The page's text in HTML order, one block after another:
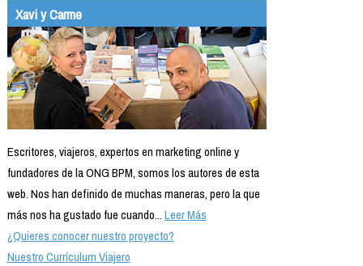
Xavi y Carme
Escritores, viajeros, expertos en marketing online y
fundadores de la ONG BPM, somos los autores de esta
web. Nos han definido de muchas maneras, pero la que
más nos ha gustado fue cuando...Leer Más
¿Quieres conocer nuestro proyecto?
Nuestro Currículum Viajero